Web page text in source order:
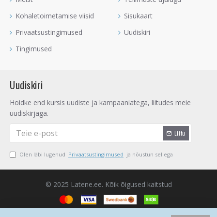
Kohaletoimetamise viisid
Privaatsustingimused
Tingimused
Sisukaart
Uudiskiri
Uudiskiri
Hoidke end kursis uudiste ja kampaaniatega, liitudes meie
uudiskirjaga.
Liitu
Olen läbi lugenud Privaatsustingimused ja nõustun sellega
© 2025 Latene.ee. Kõik õigused kaitstud